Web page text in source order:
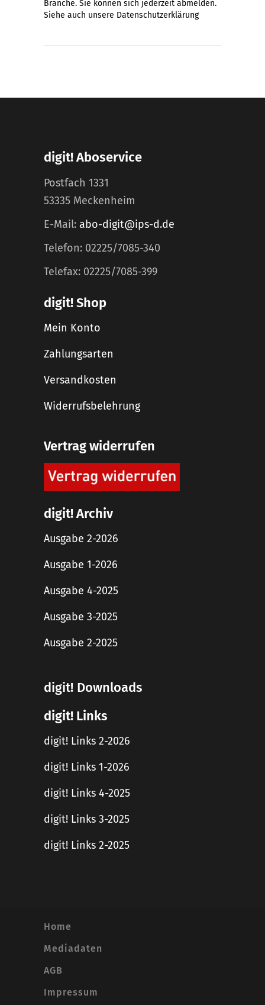
Branche. Sie können sich jederzeit abmelden.
Siehe auch unsere Datenschutzerklärung
digit! Aboservice
Postfach 1331
53335 Meckenheim
E-Mail: abo-digit@ips-d.de
Telefon: 02225/7085-340
Telefax: 02225/7085-399
digit! Shop
Mein Konto
Zahlungsarten
Versandkosten
Widerrufsbelehrung
Vertrag widerrufen
digit! Archiv
Ausgabe 2-2026
Ausgabe 1-2026
Ausgabe 4-2025
Ausgabe 3-2025
Ausgabe 2-2025
digit! Downloads
digit! Links
digit! Links 2-2026
digit! Links 1-2026
digit! Links 4-2025
digit! Links 3-2025
digit! Links 2-2025
Home
Mediadaten
AGB
Impressum